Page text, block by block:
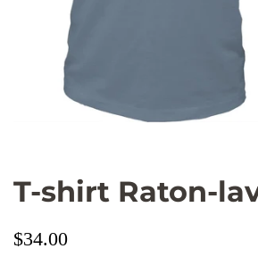
T-shirt Raton-
Prix
$34.00